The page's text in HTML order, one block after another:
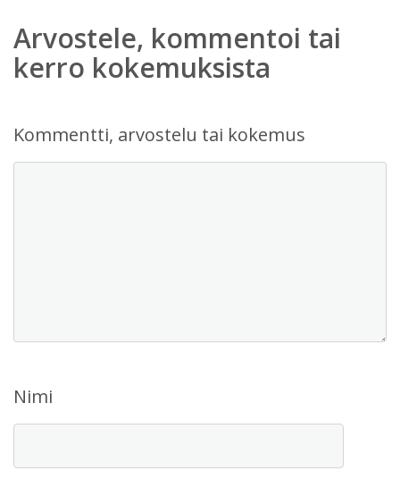
Arvostele, kommentoi tai
kerro kokemuksista
Kommentti, arvostelu tai kokemus
Nimi